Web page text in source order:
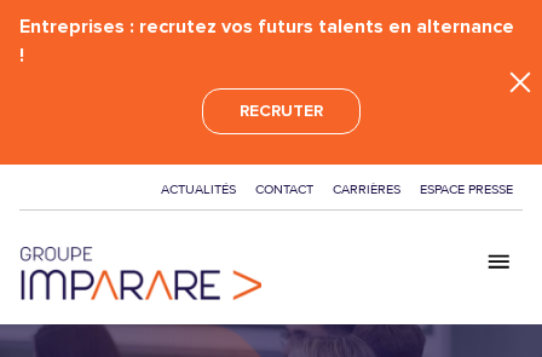
Entreprises : recrutez vos futurs talents en alternance
!
RECRUTER
ACTUALITÉS CONTACT CARRIÈRES ESPACE PRESSE
GROUPE